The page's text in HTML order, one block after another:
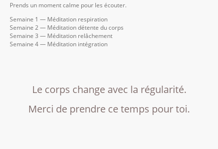
Prends un moment calme pour les écouter.
Semaine 1 — Méditation respiration
Semaine 2 — Méditation détente du corps
Semaine 3 — Méditation relâchement
Semaine 4 — Méditation intégration
Le corps change avec la régularité.
Merci de prendre ce temps pour toi.